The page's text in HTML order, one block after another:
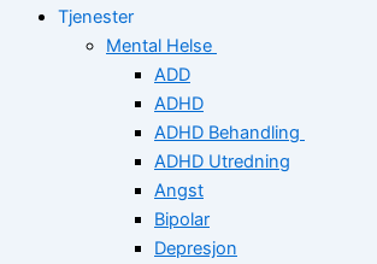
Tjenester
Mental Helse
ADD
ADHD
ADHD Behandling
ADHD Utredning
Angst
Bipolar
Depresjon